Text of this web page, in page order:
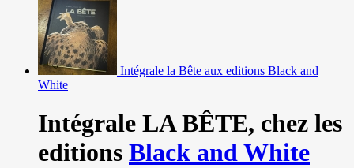
Intégrale la Bête aux editions Black and
White
Intégrale LA BÊTE, chez les
editions Black and White